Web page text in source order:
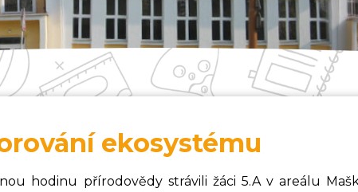
ekosystému
hodinu přírodovědy strávili žáci 5.A v areálu